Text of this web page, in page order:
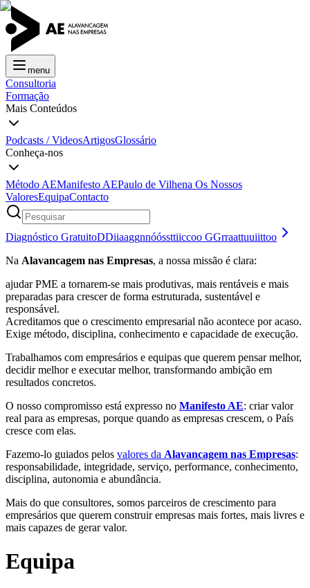
menu
Consultoria
Formação
Mais Conteúdos
Podcasts / VideosArtigosGlossário
Conheça-nos
Método AEManifesto AEPaulo de Vilhena Os Nossos
ValoresEquipaContacto
Diagnóstico GratuitoDDiiaaggnnóóssttiiccoo GGrraattuuiittoo
Na Alavancagem nas Empresas, a nossa missão é clara:
ajudar PME a tornarem-se mais produtivas, mais rentáveis e mais
preparadas para crescer de forma estruturada, sustentável e
responsável.
Acreditamos que o crescimento empresarial não acontece por acaso.
Exige método, disciplina, conhecimento e capacidade de execução.
Trabalhamos com empresários e equipas que querem pensar melhor,
decidir melhor e executar melhor, transformando ambição em
resultados concretos.
O nosso compromisso está expresso no Manifesto AE: criar valor
real para as empresas, porque quando as empresas crescem, o País
cresce com elas.
Fazemo-lo guiados pelos valores da Alavancagem nas Empresas:
responsabilidade, integridade, serviço, performance, conhecimento,
disciplina, autonomia e abundância.
Mais do que consultores, somos parceiros de crescimento para
empresários que querem construir empresas mais fortes, mais livres e
mais capazes de gerar valor.
Equipa